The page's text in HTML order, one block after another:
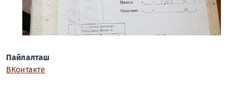
Пайлалташ
ВКонтакте